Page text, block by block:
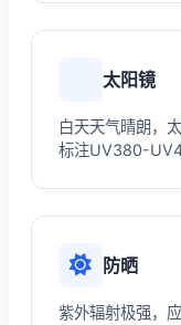
太阳镜
白天天气晴朗，
标注UV380-
防晒
紫外辐射极强，